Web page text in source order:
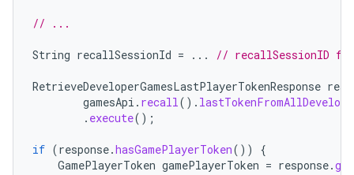
// ...
String recallSessionId = ... // recallSessionID
RetrieveDeveloperGamesLastPlayerTokenResponse
gamesApi . recall().
. execute();
if (response.hasGamePlayerToken())
{
GamePlayerToken gamePlayerToken = response.